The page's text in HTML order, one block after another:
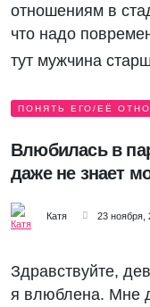
отношениям в
что надо
тут мужчина
ПОНЯТЬ ЕГО/ЕЁ
Влюбилась в
даже не знает
Катя 23 ноября,
Здравствуйте,
я влюблена. Мне